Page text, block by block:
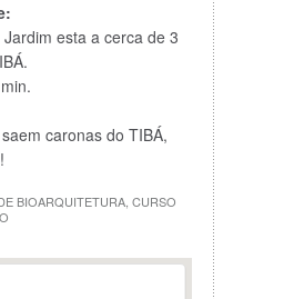
esta a cerca de 3
caronas do TIBÁ,
BIOARQUITETURA, CURSO